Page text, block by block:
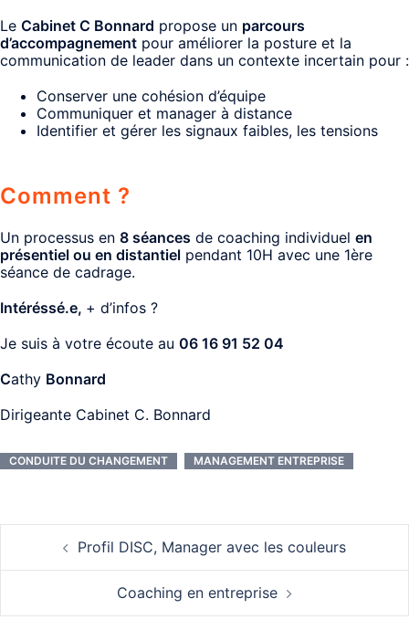
Le Cabinet C Bonnard propose un parcours
d’accompagnement pour améliorer la posture et la
communication de leader dans un contexte incertain pour :
Conserver une cohésion d’équipe
Communiquer et manager à distance
Identifier et gérer les signaux faibles, les tensions
Comment ?
Un processus en 8 séances de coaching individuel en
présentiel ou en distantiel pendant 10H avec une 1ère
séance de cadrage.
Intéréssé.e, + d’infos ?
Je suis à votre écoute au 06 16 91 52 04
Cathy Bonnard
Dirigeante Cabinet C. Bonnard
CONDUITE DU CHANGEMENT MANAGEMENT ENTREPRISE
Navigation
d’articleProfil DISC, Manager avec les couleurs
Coaching en entreprise